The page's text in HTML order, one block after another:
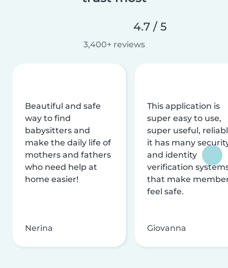
4.7 / 5
3,400+ reviews
Beautiful and safe
way to find
babysitters and
make the daily life of
mothers and fathers
who need help at
home easier!
Nerina
This application is
super easy to use,
super useful,
it has many
and identity
verification
that make
feel safe.
Giovanna